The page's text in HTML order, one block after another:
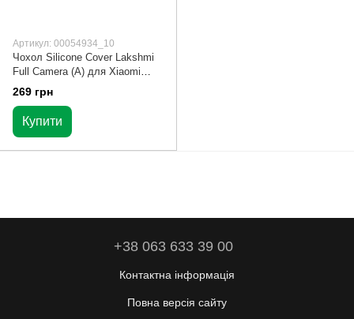
Артикул: 00054934_10
Чохол Silicone Cover Lakshmi
Full Camera (A) для Xiaomi
Poco X5 Pro 5G Бузковий /
Dasheen
269 грн
Купити
+38 063 633 39 00
Контактна інформація
Повна версія сайту